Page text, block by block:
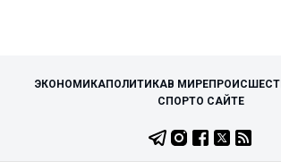
ЭКОНОМИКАПОЛИТИКАВ МИРЕ
СПОРТО САЙТЕ